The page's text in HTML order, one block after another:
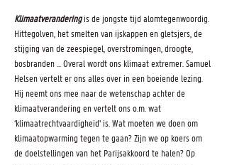
Klimaatverandering is de jongste tijd alomtegenwoordig.
Hittegolven, het smelten van ijskappen en gletsjers, de
stijging van de zeespiegel, overstromingen, droogte,
bosbranden … Overal wordt ons klimaat extremer. Samuel
Helsen vertelt er ons alles over in een boeiende lezing.
Hij neemt ons mee naar de wetenschap achter de
klimaatverandering en vertelt ons o.m. wat
‘klimaatrechtvaardigheid’ is. Wat moeten we doen om
klimaatopwarming tegen te gaan? Zijn we op koers om
de doelstellingen van het Parijsakkoord te halen? Op